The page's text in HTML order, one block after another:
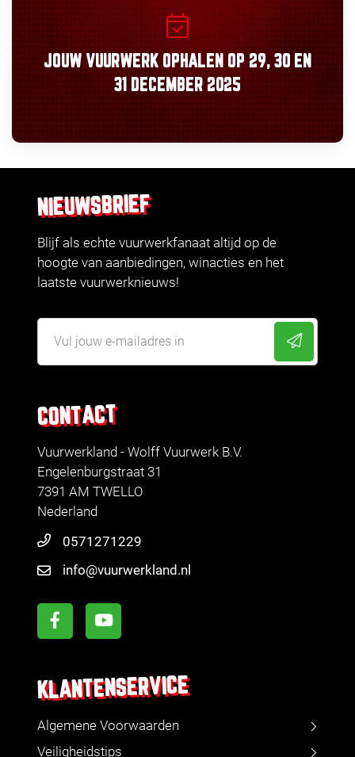
JOUW VUURWERK OPHALEN OP 29, 30 EN
31 DECEMBER 2025
CONTACT
Vuurwerkland - Wolff Vuurwerk B.V.
Engelenburgstraat 31
7391 AM TWELLO
Nederland
0571271229
info@vuurwerkland.nl
KLANTENSERVICE
Algemene Voorwaarden
Veiligheidstips
NIEUWSBRIEF
Blijf als echte vuurwerkfanaat altijd op de
hoogte van aanbiedingen, winacties en het
laatste vuurwerknieuws!